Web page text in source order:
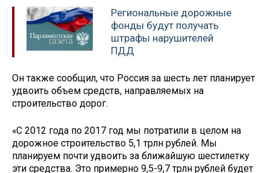
Региональные дорожные
фонды будут получать
штрафы нарушителей
ПДД
Он также сообщил, что Россия за шесть лет планирует
удвоить объем средств, направляемых на
строительство дорог.
«С 2012 года по 2017 год мы потратили в целом на
дорожное строительство 5,1 трлн рублей. Мы
планируем почти удвоить за ближайшую шестилетку
эти средства. Это примерно 9,5-9,7 трлн рублей будет